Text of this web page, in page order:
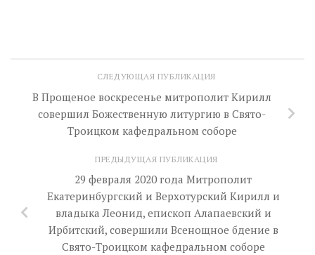
СЛЕДУЮЩАЯ ПУБЛИКАЦИЯ
В Прощеное воскресенье митрополит Кирилл
совершил Божественную литургию в Свято-
Троицком кафедральном соборе
ПРЕДЫДУЩАЯ ПУБЛИКАЦИЯ
29 февраля 2020 года Митрополит
Екатеринбургский и Верхотурский Кирилл и
владыка Леонид, епископ Алапаевский и
Ирбитский, совершили Всенощное бдение в
Свято-Троицком кафедральном соборе